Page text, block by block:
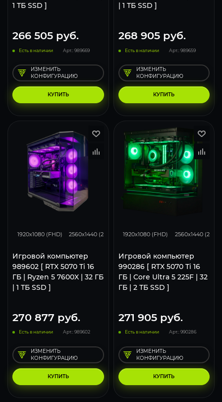
1 ТБ SSD ]
266 505 руб.
Есть в наличии Арт.: 989669
КУПИТЬ
ИЗМЕНИТЬ
КОНФИГУРАЦИЮ
| 1 ТБ SSD ]
268 905руб.
Есть в наличии Арт.: 989659
КУПИТЬ
ИЗМЕНИТЬ
КОНФИГУРАЦИЮ
1920x1080 (FHD) 2560x1440 (2K) 3840x2160 (4K)
Игровой компьютер
989602 [ RTX 5070 Ti 16
ГБ | Ryzen 5 7600X | 32 ГБ
| 1 ТБ SSD ]
270 877 руб.
Есть в наличии Арт.: 989602
КУПИТЬ
ИЗМЕНИТЬ
КОНФИГУРАЦИЮ
1920x1080 (FHD) 2560x1440 (2K)
Игровой компьютер
990286 [ RTX 5070 Ti 16
ГБ | Core Ultra 5 225F | 32
ГБ | 2 ТБ SSD ]
271 905руб.
Есть в наличии Арт.: 990286
КУПИТЬ
ИЗМЕНИТЬ
КОНФИГУРАЦИЮ